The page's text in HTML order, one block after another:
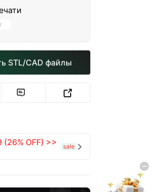
STL/CAD файлы
 
OFF) >>
sale 